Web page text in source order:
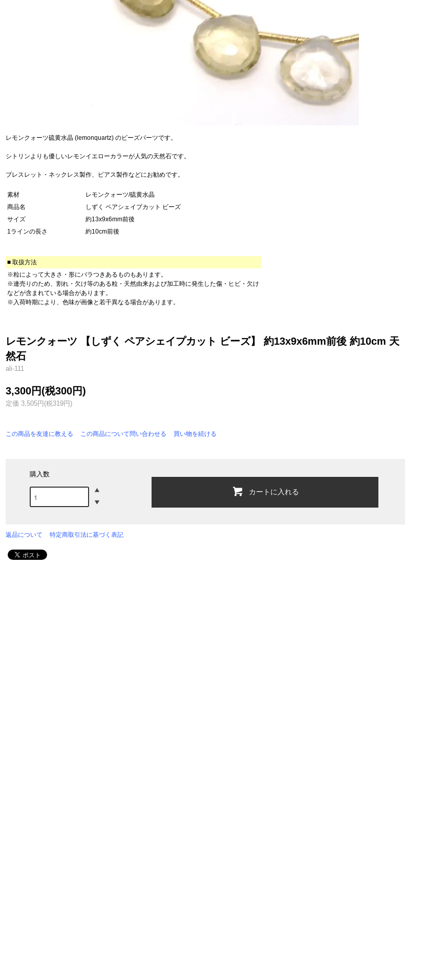
レモンクォーツ硫黄水晶 (lemonquartz) のビーズパーツです。
シトリンよりも優しいレモンイエローカラーが人気の天然石です。
ブレスレット・ネックレス製作、ピアス製作などにお勧めです。
素材
レモンクォーツ/硫黄水晶
商品名
しずく ペアシェイプカット ビーズ
サイズ
約13x9x6mm前後
1ラインの長さ
約10cm前後
■ 取扱方法
※粒によって大きさ・形にバラつきあるものもあります。
※連売りのため、割れ・欠け等のある粒・天然由来および加工時に発生した傷・ヒビ・欠け
などが含まれている場合があります。
※入荷時期により、色味が画像と若干異なる場合があります。
レモンクォーツ 【しずく ペアシェイプカット ビーズ】 約13x9x6mm前後 約10cm 天
然石
ali-111
3,300円(税300円)
定価 3,505円(税319円)
この商品を友達に教える この商品について問い合わせる 買い物を続ける
購入数
カートに入れる
返品について 特定商取引法に基づく表記